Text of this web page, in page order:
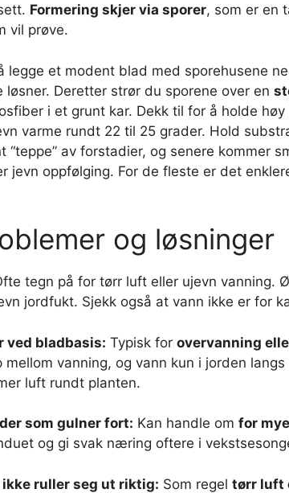
Formering skjer via sporer, som er en
vil prøve.
legge et modent blad med sporehusene
løsner. Deretter strør du sporene over en
i et grunt kar. Dekk til for å holde
varme rundt 22 til 25 grader. Hold
“teppe” av forstadier, og senere kommer
jevn oppfølging. For de fleste er det
og løsninger
tegn på for tørr luft eller ujevn vanning.
jordfukt. Sjekk også at vann ikke er for
ved bladbasis: Typisk for overvanning
mellom vanning, og vann kun i jorden
luft rundt planten.
som gulner fort: Kan handle om for
og gi svak næring oftere i
ruller seg ut riktig: Som regel tørr luft